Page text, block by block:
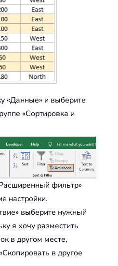
«Данные» и выберите
«Сортировка и
фильтр»
настройки.
выберите нужный
я хочу разместить
в другом месте,
в другое